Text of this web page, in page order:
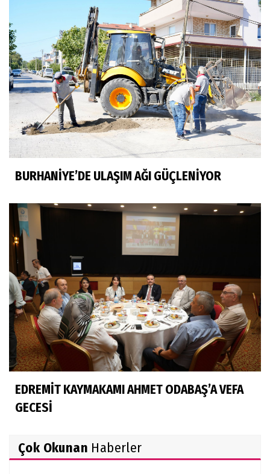
BURHANİYE’DE ULAŞIM AĞI GÜÇLENİYOR
EDREMİT KAYMAKAMI AHMET ODABAŞ’A VEFA
GECESİ
Çok Okunan Haberler